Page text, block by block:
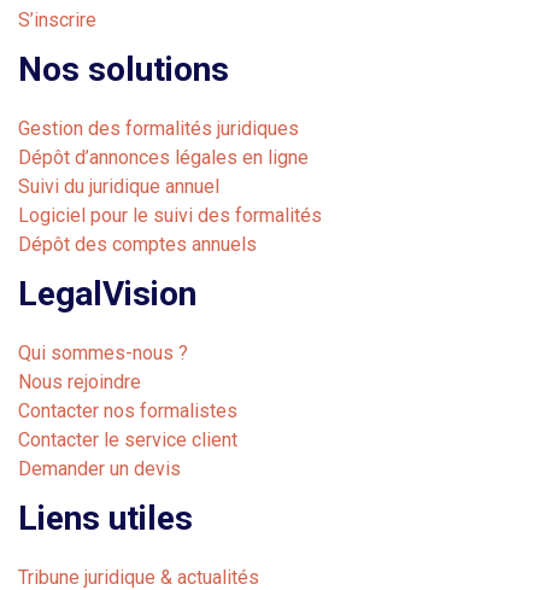
S’inscrire
Nos solutions
Gestion des formalités juridiques
Dépôt d’annonces légales en ligne
Suivi du juridique annuel
Logiciel pour le suivi des formalités
Dépôt des comptes annuels
LegalVision
Qui sommes-nous ?
Nous rejoindre
Contacter nos formalistes
Contacter le service client
Demander un devis
Liens utiles
Tribune juridique & actualités